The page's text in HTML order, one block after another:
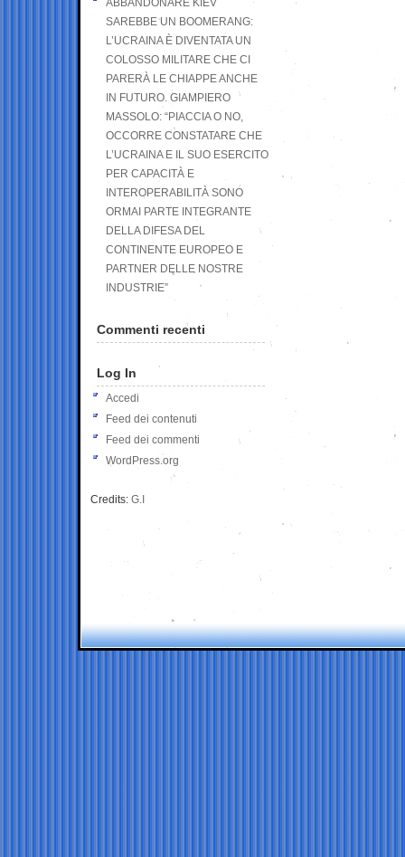
ABBANDONARE KIEV
SAREBBE UN BOOMERANG:
L’UCRAINA È DIVENTATA UN
COLOSSO MILITARE CHE CI
PARERÀ LE CHIAPPE ANCHE
IN FUTURO. GIAMPIERO
MASSOLO: “PIACCIA O NO,
OCCORRE CONSTATARE CHE
L’UCRAINA E IL SUO ESERCITO
PER CAPACITÀ E
INTEROPERABILITÀ SONO
ORMAI PARTE INTEGRANTE
DELLA DIFESA DEL
CONTINENTE EUROPEO E
PARTNER DELLE NOSTRE
INDUSTRIE”
Commenti recenti
Log In
Accedi
Feed dei contenuti
Feed dei commenti
WordPress.org
Credits: G.I